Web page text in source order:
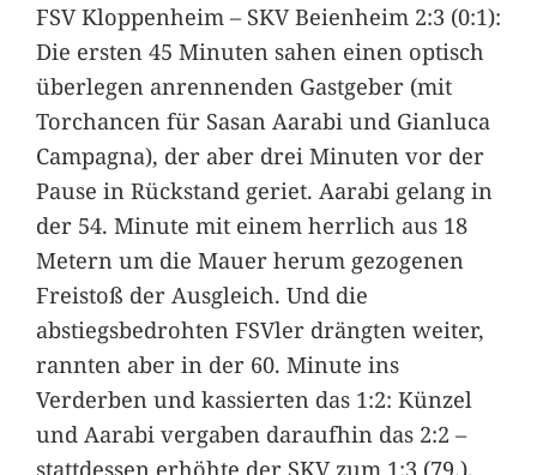
FSV Kloppenheim – SKV Beienheim 2:3 (0:1):
Die ersten 45 Minuten sahen einen optisch
überlegen anrennenden Gastgeber (mit
Torchancen für Sasan Aarabi und Gianluca
Campagna), der aber drei Minuten vor der
Pause in Rückstand geriet. Aarabi gelang in
der 54. Minute mit einem herrlich aus 18
Metern um die Mauer herum gezogenen
Freistoß der Ausgleich. Und die
abstiegsbedrohten FSVler drängten weiter,
rannten aber in der 60. Minute ins
Verderben und kassierten das 1:2: Künzel
und Aarabi vergaben daraufhin das 2:2 –
stattdessen erhöhte der SKV zum 1:3 (79.).